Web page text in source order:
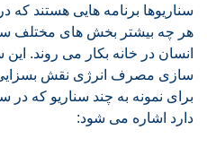
سناریوها برنامه هایی هستند
هر چه بیشتر بخش های مختلف
انسان در خانه بکار می روند. این
سازی مصرف انرژی نقش بسزایی
برای نمونه به چند سناریو که
دارد اشاره می شود: